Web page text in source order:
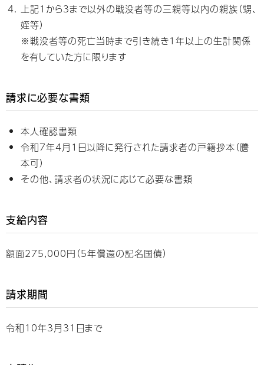
上記1から3まで以外の戦没者等の三親等以内の親族（甥、
姪等）
※戦没者等の死亡当時まで引き続き1年以上の生計関係
を有していた方に限ります
請求に必要な書類
本人確認書類
令和7年4月1日以降に発行された請求者の戸籍抄本（謄
本可）
その他、請求者の状況に応じて必要な書類
支給内容
額面275,000円（5年償還の記名国債）
請求期間
令和10年3月31日まで